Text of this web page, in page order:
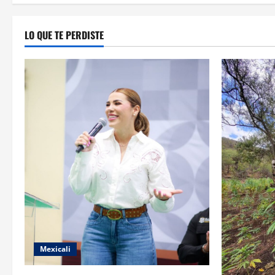
LO QUE TE PERDISTE
Mexicali